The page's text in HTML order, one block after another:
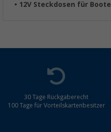
• 12V Steckdosen für Boote
30 Tage Rückgaberecht
100 Tage für Vorteilskartenbesitzer